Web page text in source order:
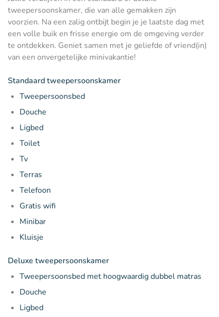
tweepersoonskamer, die van alle gemakken zijn
voorzien. Na een zalig ontbijt begin je je laatste dag met
een volle buik en frisse energie om de omgeving verder
te ontdekken. Geniet samen met je geliefde of vriend(in)
van een onvergetelijke minivakantie!
Standaard tweepersoonskamer
Tweepersoonsbed
Douche
Ligbed
Toilet
Tv
Terras
Telefoon
Gratis wifi
Minibar
Kluisje
Deluxe tweepersoonskamer
Tweepersoonsbed met hoogwaardig dubbel matras
Douche
Ligbed